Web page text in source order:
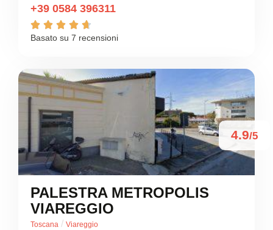
+39 0584 396311
    
Basato su 7 recensioni
4.9/5
PALESTRA METROPOLIS
VIAREGGIO
Toscana / Viareggio